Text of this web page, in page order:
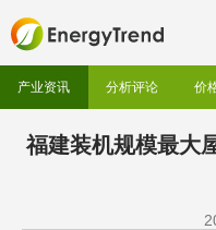
产业资讯 分析评论 价
福建装机规模最大